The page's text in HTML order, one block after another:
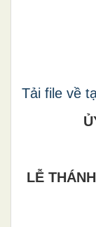
Tải file về
LỄ